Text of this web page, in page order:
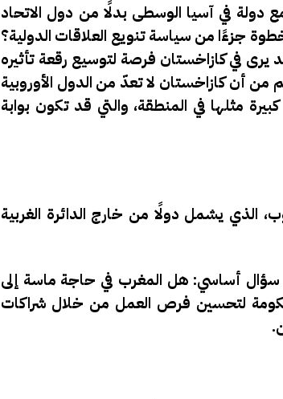
دولة في آسيا الوسطى بدلًا من دول الاتحاد
جزءًا من سياسة تنويع العلاقات الدولية؟
يرى في كازاخستان فرصة لتوسيع رقعة تأثيره
من أن كازاخستان لا تعدّ من الدول الأوروبية
مثلها في المنطقة، والتي قد تكون بوابة
الذي يشمل دولًا من خارج الدائرة الغربية
سؤال أساسي: هل المغرب في حاجة ماسة إلى
لتحسين فرص العمل من خلال شراكات